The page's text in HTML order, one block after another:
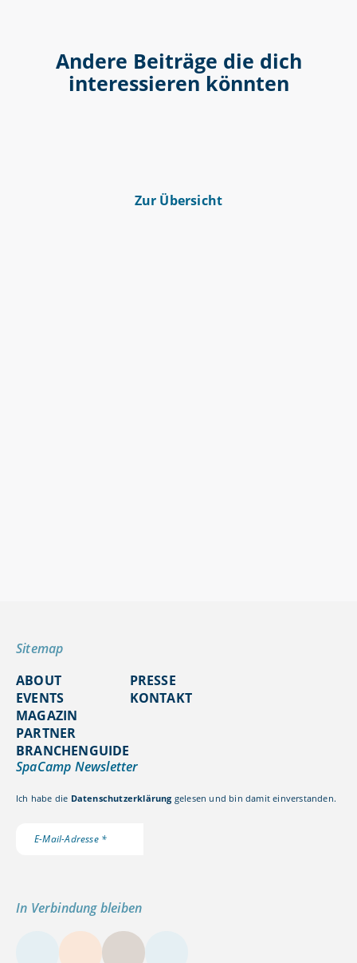
Andere Beiträge die dich
interessieren könnten
Zur Übersicht
Sitemap
ABOUT
EVENTS
MAGAZIN
PARTNER
BRANCHENGUIDE
PRESSE
KONTAKT
SpaCamp Newsletter
Ich habe die Datenschutzerklärung gelesen und bin damit einverstanden.
In Verbindung bleiben
LinkedIn
Instagram
YouTubeKontakt